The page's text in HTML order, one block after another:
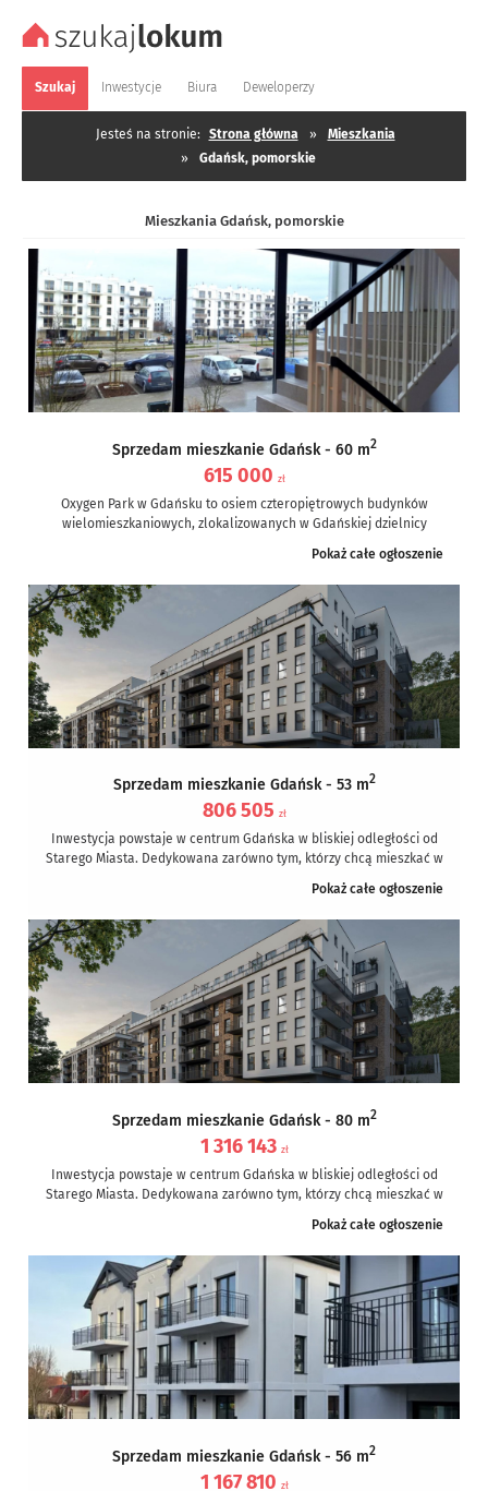
Szukaj Inwestycje Biura Deweloperzy
Jesteś na stronie: Strona główna »
Mieszkania
»
Gdańsk, pomorskie
Mieszkania Gdańsk, pomorskie
Sprzedam mieszkanie Gdańsk - 60 m2
615 000 zł
Oxygen Park w Gdańsku to osiem czteropiętrowych budynków
wielomieszkaniowych, zlokalizowanych w Gdańskiej dzielnicy
Pokaż całe ogłoszenie
Sprzedam mieszkanie Gdańsk - 53 m2
806 505 zł
Inwestycja powstaje w centrum Gdańska w bliskiej odległości od
Starego Miasta. Dedykowana zarówno tym, którzy chcą mieszkać w
Pokaż całe ogłoszenie
Sprzedam mieszkanie Gdańsk - 80 m2
1 316 143 zł
Inwestycja powstaje w centrum Gdańska w bliskiej odległości od
Starego Miasta. Dedykowana zarówno tym, którzy chcą mieszkać w
Pokaż całe ogłoszenie
Sprzedam mieszkanie Gdańsk - 56 m2
1 167 810 zł